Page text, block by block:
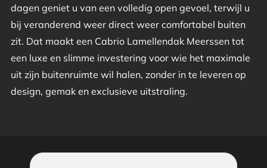
dagen geniet u van een volledig open gevoel, terwijl u
bij veranderend weer direct weer comfortabel buiten
zit. Dat maakt een Cabrio Lamellendak Meerssen tot
een luxe en slimme investering voor wie het maximale
uit zijn buitenruimte wil halen, zonder in te leveren op
design, gemak en exclusieve uitstraling.